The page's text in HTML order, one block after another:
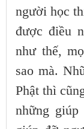
người học
được điều
như thế,
sao mà.
Phật thì
những